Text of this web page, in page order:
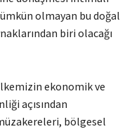
olmayan bu doğal
biri olacağı
ekonomik ve
açısından
bölgesel